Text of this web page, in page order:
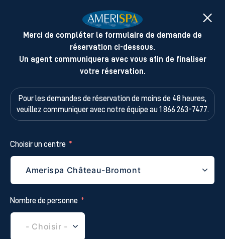
Merci de compléter le formulaire de demande de
réservation ci-dessous.
Un agent communiquera avec vous afin de finaliser
votre réservation.
Pour les demandes de réservation de moins de 48 heures,
veuillez communiquer avec notre équipe au 1 866 263-7477.
Choisir un centre
Nombre de personne